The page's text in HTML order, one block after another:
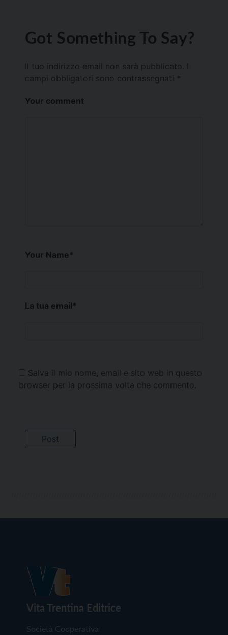
Got Something To Say?
Il tuo indirizzo email non sarà pubblicato.
campi obbligatori sono contrassegnati *
Your comment
Your Name*
La tua email*
Salva il mio nome, email e sito web in questo
browser per la prossima volta che commento.
Vita Trentina Editrice
Società Cooperativa